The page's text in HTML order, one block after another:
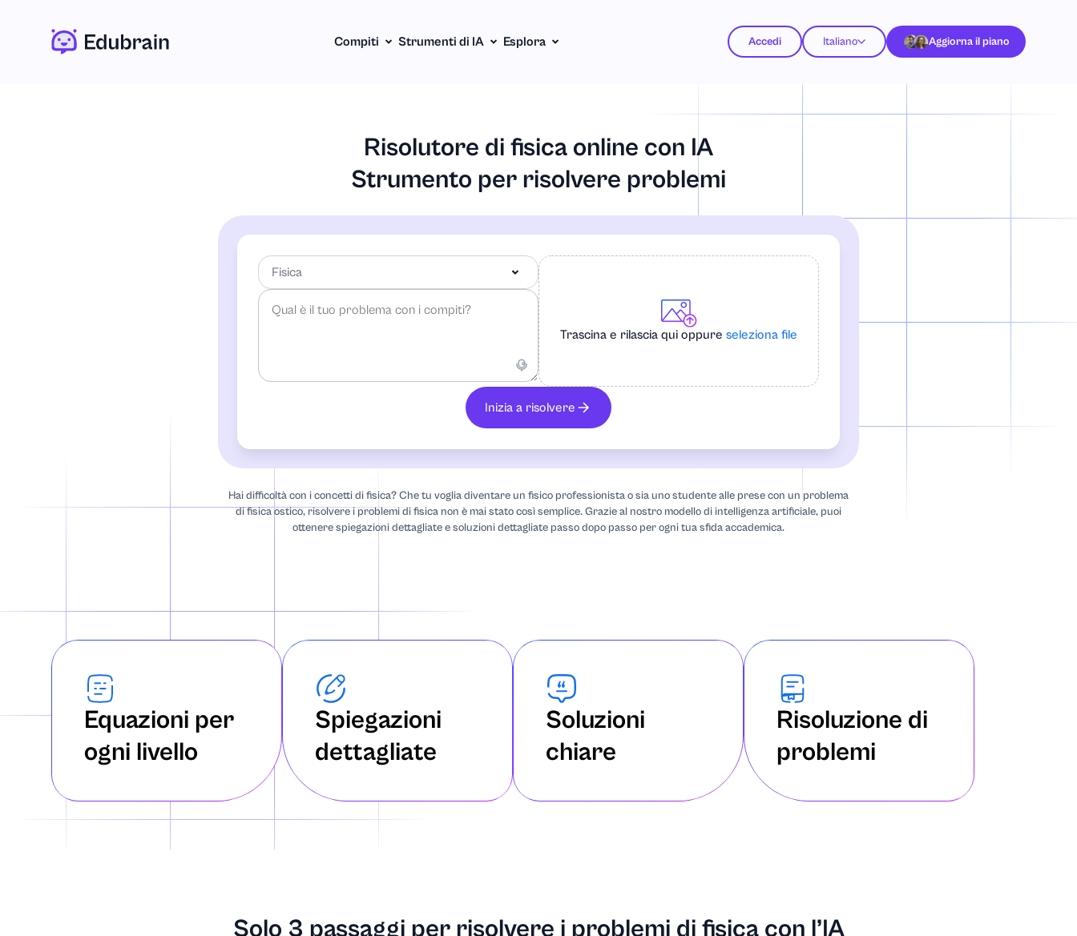
Compiti Strumenti di IA Esplora Accedi Italiano Aggiorna il piano
Risolutore di fisica online con IA
Strumento per risolvere problemi
Fisica
Anatomia
Antropologia
Archeologia
Architettura
Arte
Arte, teatro e cinema
Biologia
Trascina e rilascia qui oppure seleziona file
Inizia a risolvere
Hai difficoltà con i concetti di fisica? Che tu voglia diventare un fisico professionista o sia uno studente alle prese con un problema
di fisica ostico, risolvere i problemi di fisica non è mai stato così semplice. Grazie al nostro modello di intelligenza artificiale, puoi
ottenere spiegazioni dettagliate e soluzioni dettagliate passo dopo passo per ogni tua sfida accademica.
Equazioni per
ogni livello
Spiegazioni
dettagliate
Soluzioni
chiare
Risoluzione di
problemi
Solo 3 passaggi per risolvere i problemi di fisica con l’IA